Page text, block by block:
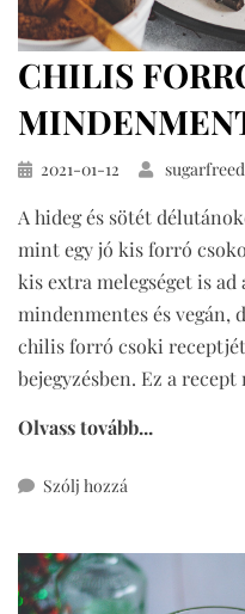
CHILIS
Közzétéve
2021-01-12
A hideg és sötét
mint egy jó kis forró
kis extra melegséget is
mindenmentes és vegán,
chilis forró csoki
bejegyzésben. Ez a
Olvass tovább...
Szólj hozzá
csoki